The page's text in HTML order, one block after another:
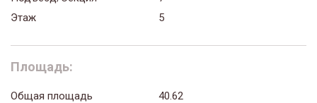
Этаж
5
Площадь:
Общая площадь
40.62